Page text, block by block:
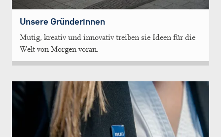
Unsere Gründerinnen
Mutig, kreativ und innovativ treiben sie Ideen für die
Welt von Morgen voran.